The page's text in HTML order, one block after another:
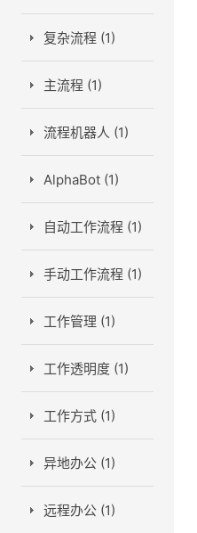
复杂流程 (1)
主流程 (1)
流程机器人 (1)
AlphaBot (1)
自动工作流程 (1)
手动工作流程 (1)
工作管理 (1)
工作透明度 (1)
工作方式 (1)
异地办公 (1)
远程办公 (1)